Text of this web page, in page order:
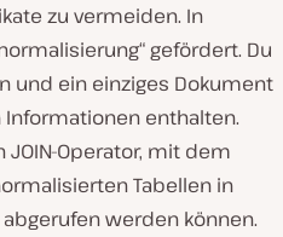
zu vermeiden. In
gefördert. Du
und ein einziges Dokument
enthalten.
JOIN-Operator, mit dem
Tabellen in
werden können.